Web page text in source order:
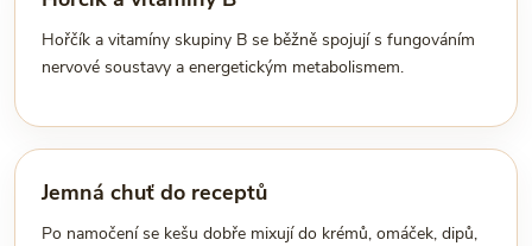
Hořčík a vitamíny skupiny B se běžně spojují s fungováním
nervové soustavy a energetickým metabolismem.
Jemná chuť do receptů
Po namočení se kešu dobře mixují do krémů, omáček, dipů,